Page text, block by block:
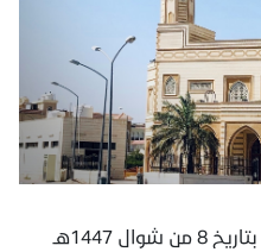
خطبة الجمعة المذاعة والموزعة بتاريخ 8 من شوال 1447هـ